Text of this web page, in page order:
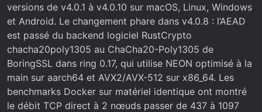
versions de v4.0.1 à v4.0.10 sur macOS, Linux, Windows
et Android. Le changement phare dans v4.0.8 : l’AEAD
est passé du backend logiciel RustCrypto
chacha20poly1305 au ChaCha20-Poly1305 de
BoringSSL dans ring 0.17, qui utilise NEON optimisé à la
main sur aarch64 et AVX2/AVX-512 sur x86_64. Les
benchmarks Docker sur matériel identique ont montré
le débit TCP direct à 2 nœuds passer de 437 à 1097